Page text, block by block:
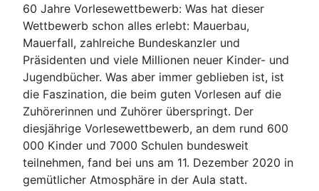
60 Jahre Vorlesewettbewerb: Was hat dieser
Wettbewerb schon alles erlebt: Mauerbau,
Mauerfall, zahlreiche Bundeskanzler und
Präsidenten und viele Millionen neuer Kinder- und
Jugendbücher. Was aber immer geblieben ist, ist
die Faszination, die beim guten Vorlesen auf die
Zuhörerinnen und Zuhörer überspringt. Der
diesjährige Vorlesewettbewerb, an dem rund 600
000 Kinder und 7000 Schulen bundesweit
teilnehmen, fand bei uns am 11. Dezember 2020 in
gemütlicher Atmosphäre in der Aula statt.